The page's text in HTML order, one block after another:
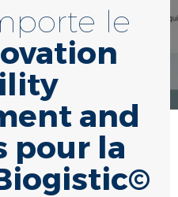
le
and
pour la